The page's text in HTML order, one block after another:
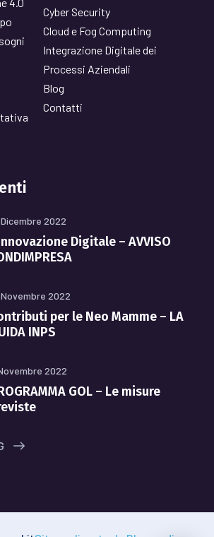
Cyber Security
Cloud e Fog Computing
Integrazione Digitale dei
Processi Aziendali
Blog
Contatti
Dicembre 2022
Digitale – AVVISO
Novembre 2022
per le Neo Mamme – LA
INPS
2022
GOL – Le misure